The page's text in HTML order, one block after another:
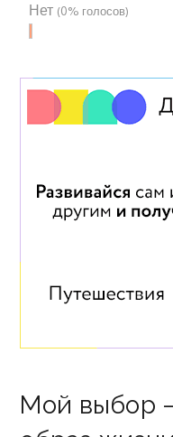
Нет (0% голосов)
Мой выбор